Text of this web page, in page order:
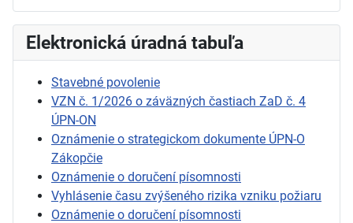
Elektronická úradná tabuľa
Stavebné povolenie
VZN č. 1/2026 o záväzných častiach ZaD č. 4
ÚPN-ON
Oznámenie o strategickom dokumente ÚPN-O
Zákopčie
Oznámenie o doručení písomnosti
Vyhlásenie času zvýšeného rizika vzniku požiaru
Oznámenie o doručení písomnosti